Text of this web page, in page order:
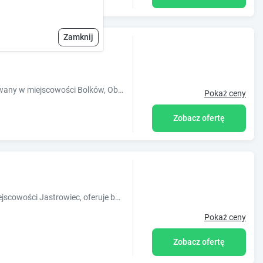
Zamknij
Obiekt Hotel Karczma u Macieja, usytuowany w miejscowości Bolków, Obiekt dla gości w sezonie letnim udostępnia Tropikalną Plażę. Pokaż ceny
Zobacz ofertę
Obiekt Pałac Jastrowiec, położony w miejscowości Jastrowiec, oferuje bezpłatne Wi-Fi oraz widok na ogród. Odległość ważnych miejsc od obiekt
Pokaż ceny
Zobacz ofertę